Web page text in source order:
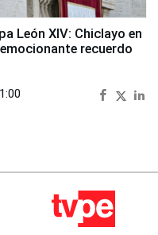
León XIV: Chiclayo en
recuerdo
1:00